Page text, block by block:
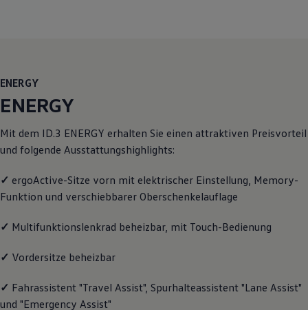
Individualisieren
Wallbox und Ladekabel
Digitale Extras
Volkswagen Apps, Login und Shop
Handy und Fahrzeug verbinden
Über Ihr Auto
Vorgängermodelle
Volkswagen Kundenbetreuung
Assistenzsysteme
Digitale Betriebsanleitung
ENERGY
ENERGY
Mit dem ID.3 ENERGY erhalten Sie einen attraktiven Preisvorteil
und folgende Ausstattungshighlights:
✓ ergoActive-Sitze vorn mit elektrischer Einstellung, Memory-
Funktion und verschiebbarer Oberschenkelauflage
✓ Multifunktionslenkrad beheizbar, mit Touch-Bedienung
✓ Vordersitze beheizbar
✓ Fahrassistent "Travel Assist", Spurhalteassistent "Lane Assist"
und "Emergency Assist"